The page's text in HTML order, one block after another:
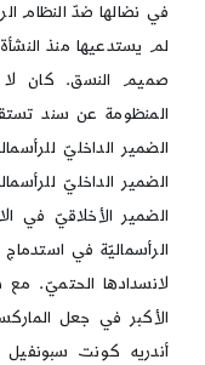
في نضالها ضدّ النظام
لم يستدعيها منذ
صميم النسق. كان
المنظومة عن سند
الضمير الداخليّ
الضمير الداخليّ
الضمير الأخلاقيّ في
الرأسماليّة في استدماج
لانسدادها الحتميّ. مع
الأكبر في جعل
أندريه كونت سبونفيل